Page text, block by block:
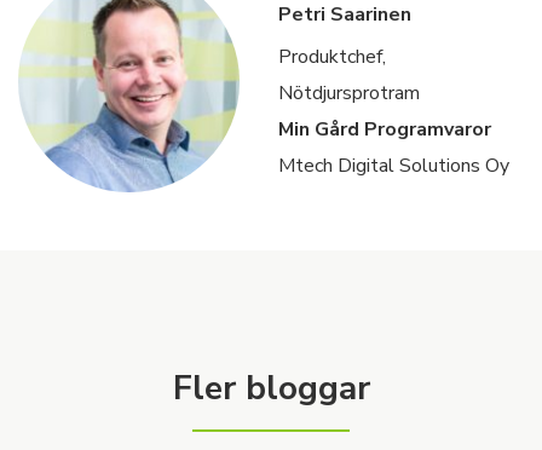
Petri Saarinen
Produktchef,
Nötdjursprotram
Min Gård Programvaror
Mtech Digital Solutions Oy
Fler bloggar